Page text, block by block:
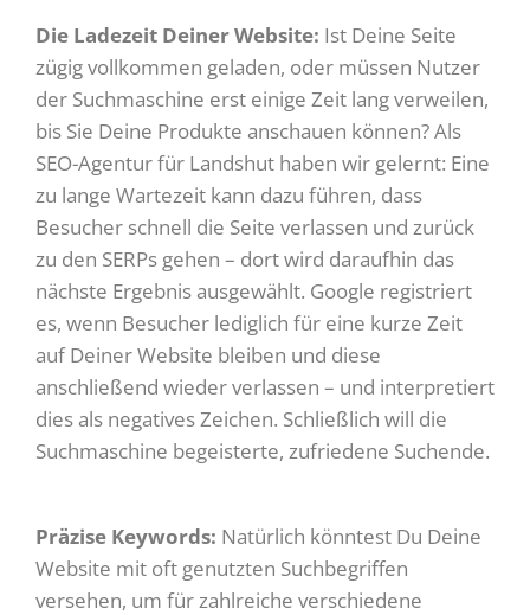
Die Ladezeit Deiner Website: Ist Deine Seite
zügig vollkommen geladen, oder müssen Nutzer
der Suchmaschine erst einige Zeit lang verweilen,
bis Sie Deine Produkte anschauen können? Als
SEO-Agentur für Landshut haben wir gelernt: Eine
zu lange Wartezeit kann dazu führen, dass
Besucher schnell die Seite verlassen und zurück
zu den SERPs gehen – dort wird daraufhin das
nächste Ergebnis ausgewählt. Google registriert
es, wenn Besucher lediglich für eine kurze Zeit
auf Deiner Website bleiben und diese
anschließend wieder verlassen – und interpretiert
dies als negatives Zeichen. Schließlich will die
Suchmaschine begeisterte, zufriedene Suchende.
Präzise Keywords: Natürlich könntest Du Deine
Website mit oft genutzten Suchbegriffen
versehen, um für zahlreiche verschiedene